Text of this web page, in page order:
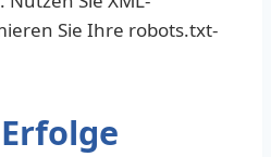
Sie Ihre robots.txt-